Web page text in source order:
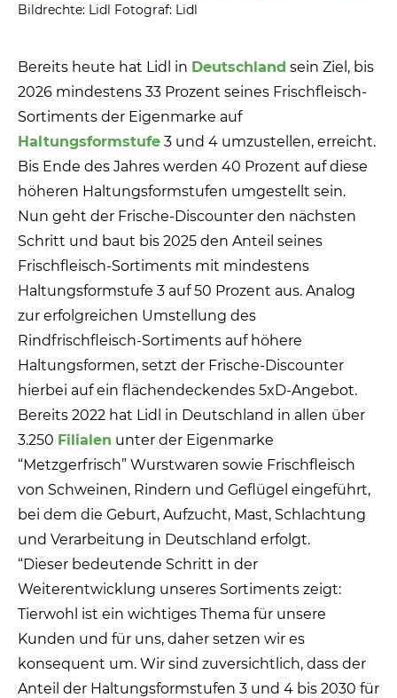
Bildrechte: Lidl Fotograf: Lidl
Bereits heute hat Lidl in Deutschland sein Ziel, bis
2026 mindestens 33 Prozent seines Frischfleisch-
Sortiments der Eigenmarke auf
Haltungsformstufe 3 und 4 umzustellen, erreicht.
Bis Ende des Jahres werden 40 Prozent auf diese
höheren Haltungsformstufen umgestellt sein.
Nun geht der Frische-Discounter den nächsten
Schritt und baut bis 2025 den Anteil seines
Frischfleisch-Sortiments mit mindestens
Haltungsformstufe 3 auf 50 Prozent aus. Analog
zur erfolgreichen Umstellung des
Rindfrischfleisch-Sortiments auf höhere
Haltungsformen, setzt der Frische-Discounter
hierbei auf ein flächendeckendes 5xD-Angebot.
Bereits 2022 hat Lidl in Deutschland in allen über
3.250 Filialen unter der Eigenmarke
“Metzgerfrisch” Wurstwaren sowie Frischfleisch
von Schweinen, Rindern und Geflügel eingeführt,
bei dem die Geburt, Aufzucht, Mast, Schlachtung
und Verarbeitung in Deutschland erfolgt.
“Dieser bedeutende Schritt in der
Weiterentwicklung unseres Sortiments zeigt:
Tierwohl ist ein wichtiges Thema für unsere
Kunden und für uns, daher setzen wir es
konsequent um. Wir sind zuversichtlich, dass der
Anteil der Haltungsformstufen 3 und 4 bis 2030 für